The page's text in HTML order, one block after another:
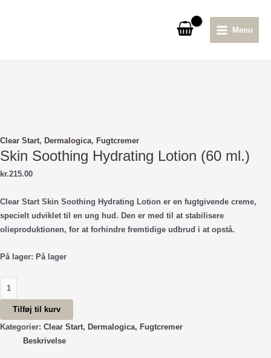
Menu
Clear Start, Dermalogica, Fugtcremer
Skin Soothing Hydrating Lotion (60 ml.)
kr.215.00
Clear Start Skin Soothing Hydrating Lotion er en fugtgivende creme,
specielt udviklet til en ung hud. Den er med til at stabilisere
olieproduktionen, for at forhindre fremtidige udbrud i at opstå.
På lager: På lager
Skin
Soothing
Hydrating
Lotion
Tilføj til kurv
Kategorier: Clear Start, Dermalogica, Fugtcremer
Beskrivelse